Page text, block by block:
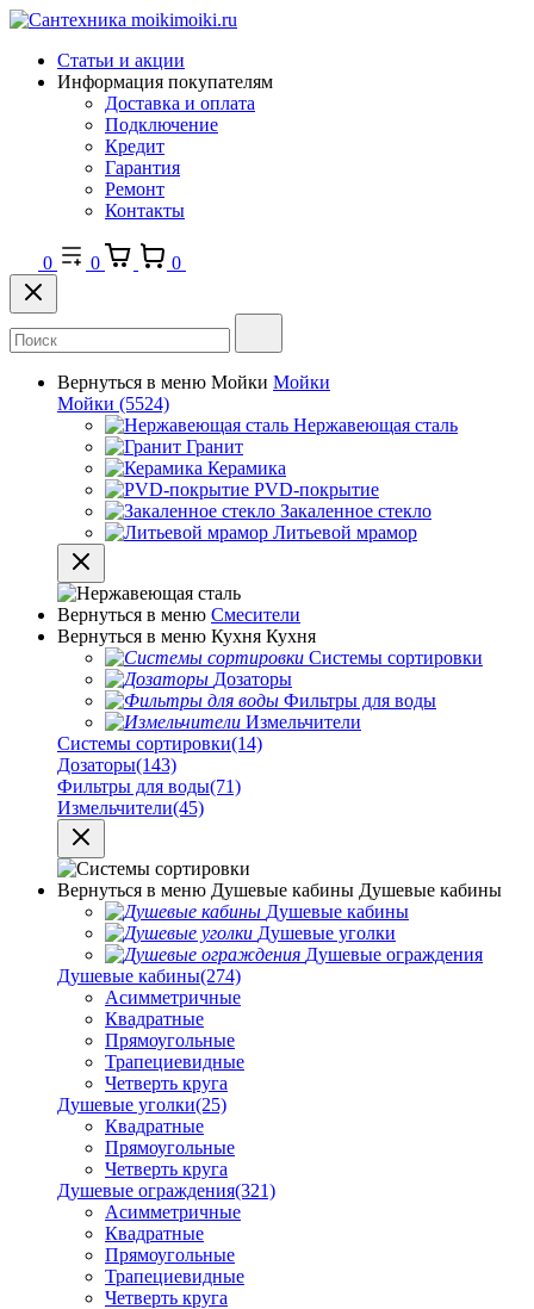
Статьи и акции
Информация покупателям
Доставка и оплата
Подключение
Кредит
Гарантия
Ремонт
Контакты
0 0 0
Вернуться в меню Мойки Мойки
Мойки (5524)
Нержавеющая сталь
Гранит
Керамика
PVD-покрытие
Закаленное стекло
Литьевой мрамор
Вернуться в меню Смесители
Вернуться в меню Кухня Кухня
Системы сортировки
Дозаторы
Фильтры для воды
Измельчители
Системы сортировки(14)
Дозаторы(143)
Фильтры для воды(71)
Измельчители(45)
Вернуться в меню Душевые кабины Душевые кабины
Душевые кабины
Душевые уголки
Душевые ограждения
Душевые кабины(274)
Асимметричные
Квадратные
Прямоугольные
Трапециевидные
Четверть круга
Душевые уголки(25)
Квадратные
Прямоугольные
Четверть круга
Душевые ограждения(321)
Асимметричные
Квадратные
Прямоугольные
Трапециевидные
Четверть круга